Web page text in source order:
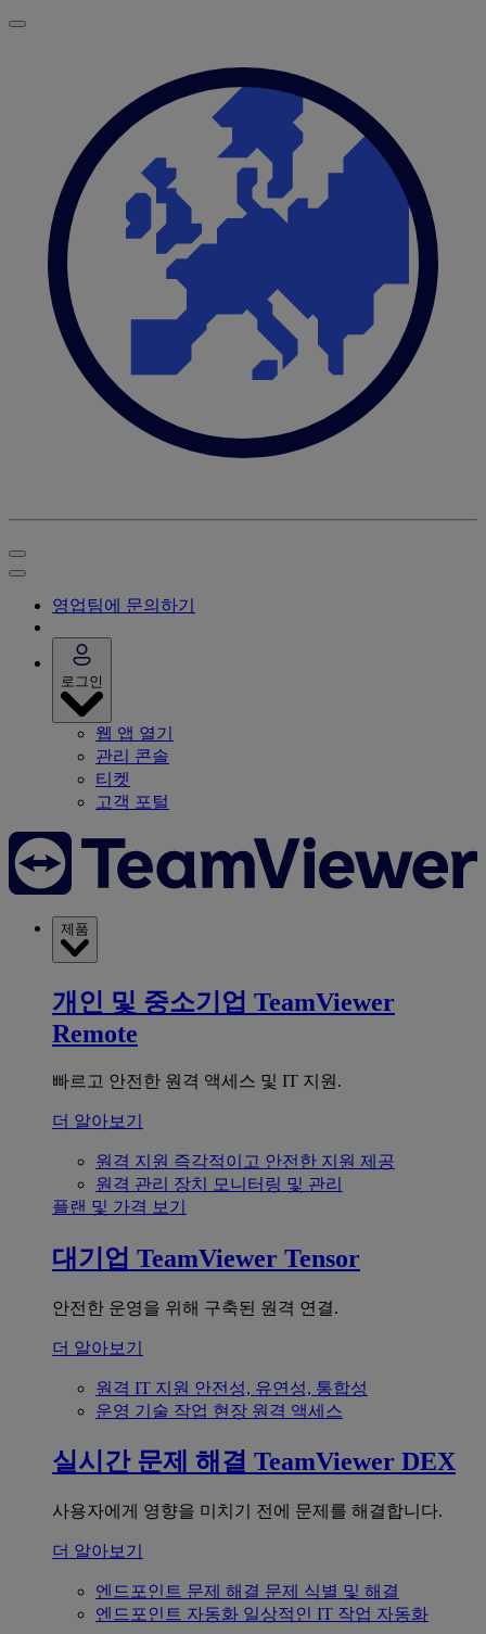
영업팀에 문의하기
로그인
웹 앱 열기
관리 콘솔
티켓
고객 포털
제품
개인 및 중소기업 TeamViewer
Remote
빠르고 안전한 원격 액세스 및 IT 지원.
더 알아보기
원격 지원 즉각적이고 안전한 지원 제공
원격 관리 장치 모니터링 및 관리
플랜 및 가격 보기
대기업 TeamViewer Tensor
안전한 운영을 위해 구축된 원격 연결.
더 알아보기
원격 IT 지원 안전성, 유연성, 통합성
운영 기술 작업 현장 원격 액세스
실시간 문제 해결 TeamViewer DEX
사용자에게 영향을 미치기 전에 문제를 해결합니다.
더 알아보기
엔드포인트 문제 해결 문제 식별 및 해결
엔드포인트 자동화 일상적인 IT 작업 자동화